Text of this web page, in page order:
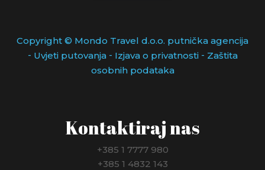
Copyright © Mondo Travel d.o.o. putnička agencija
- Uvjeti putovanja- Izjava o privatnosti- Zaštita
osobnih podataka
Kontaktiraj nas
+385 1 7777 980
+385 1 4832 143